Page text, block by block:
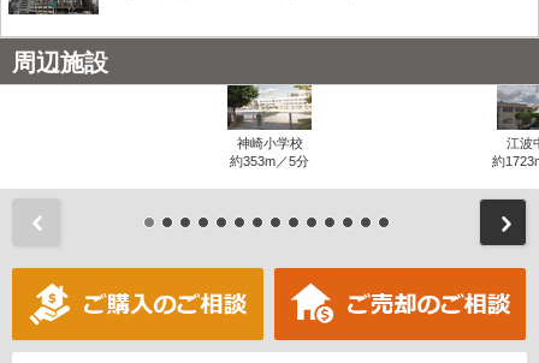
周辺施設
神崎小学校
約353m／5分
江波
約